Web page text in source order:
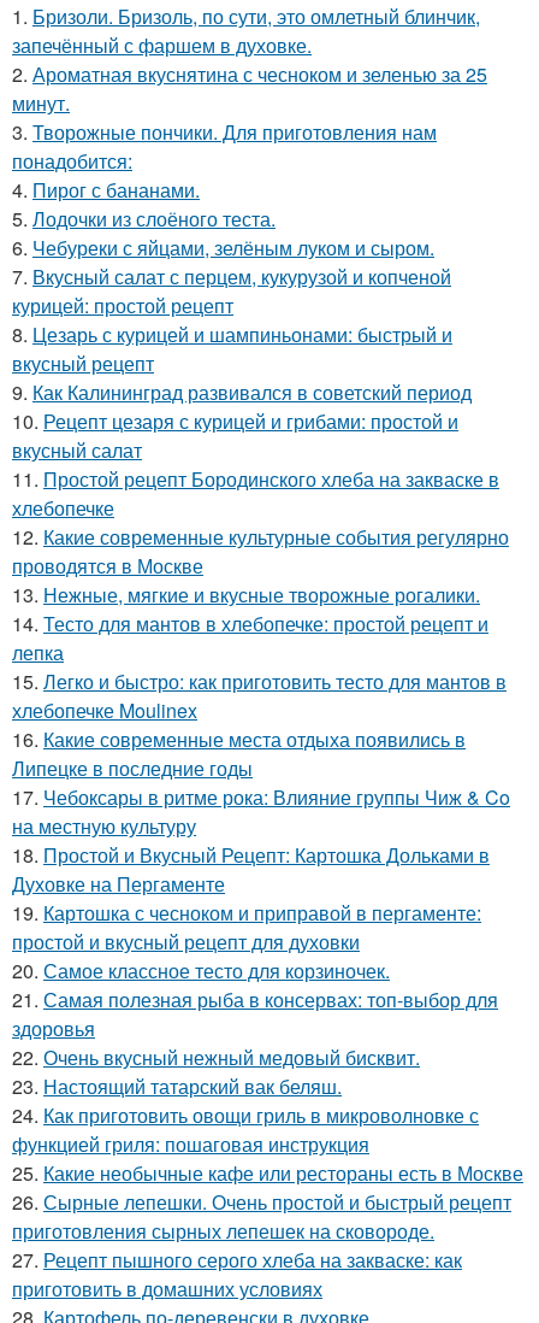
1. Бризоли. Бризоль, по сути, это омлетный блинчик,
запечённый с фаршем в духовке.
2. Ароматная вкуснятина с чесноком и зеленью за 25
минут.
3. Творожные пончики. Для приготовления нам
понадобится:
4. Пирог с бананами.
5. Лодочки из слоёного теста.
6. Чебуреки с яйцами, зелёным луком и сыром.
7. Вкусный салат с перцем, кукурузой и копченой
курицей: простой рецепт
8. Цезарь с курицей и шампиньонами: быстрый и
вкусный рецепт
9. Как Калининград развивался в советский период
10. Рецепт цезаря с курицей и грибами: простой и
вкусный салат
11. Простой рецепт Бородинского хлеба на закваске в
хлебопечке
12. Какие современные культурные события регулярно
проводятся в Москве
13. Нежные, мягкие и вкусные творожные рогалики.
14. Тесто для мантов в хлебопечке: простой рецепт и
лепка
15. Легко и быстро: как приготовить тесто для мантов в
хлебопечке Moulinex
16. Какие современные места отдыха появились в
Липецке в последние годы
17. Чебоксары в ритме рока: Влияние группы Чиж & Co
на местную культуру
18. Простой и Вкусный Рецепт: Картошка Дольками в
Духовке на Пергаменте
19. Картошка с чесноком и приправой в пергаменте:
простой и вкусный рецепт для духовки
20. Самое классное тесто для корзиночек.
21. Самая полезная рыба в консервах: топ-выбор для
здоровья
22. Очень вкусный нежный медовый бисквит.
23. Настоящий татарский вак беляш.
24. Как приготовить овощи гриль в микроволновке с
функцией гриля: пошаговая инструкция
25. Какие необычные кафе или рестораны есть в Москве
26. Сырные лепешки. Очень простой и быстрый рецепт
приготовления сырных лепешек на сковороде.
27. Рецепт пышного серого хлеба на закваске: как
приготовить в домашних условиях
28. Картофель по-деревенски в духовке.